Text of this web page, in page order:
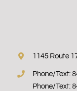
1145 Route
Phone/Text:
Phone/Text: